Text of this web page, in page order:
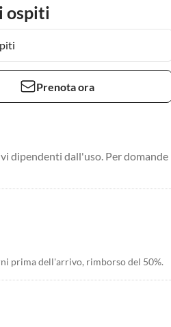
ospiti
Prenota ora
dipendenti dall'uso. Per domande
prima dell'arrivo, rimborso del 50%.